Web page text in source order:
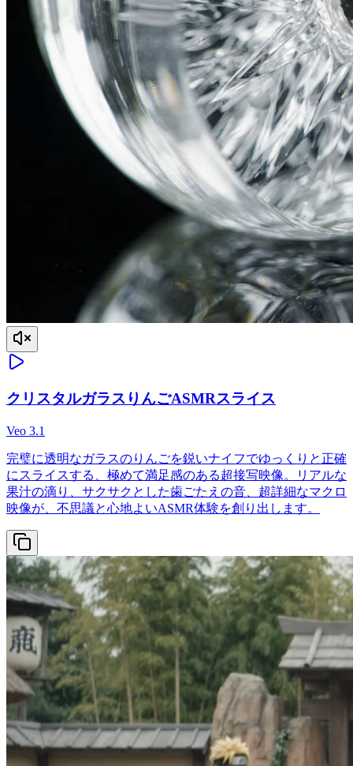
クリスタルガラスりんごASMRスライス
Veo 3.1
完璧に透明なガラスのりんごを鋭いナイフでゆっくりと正確
にスライスする、極めて満足感のある超接写映像。リアルな
果汁の滴り、サクサクとした歯ごたえの音、超詳細なマクロ
映像が、不思議と心地よいASMR体験を創り出します。